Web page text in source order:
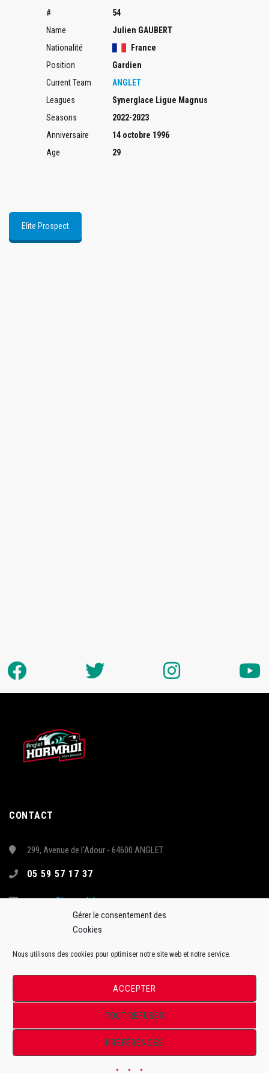
Gérer le consentement des
Cookies
Nous utilisons des cookies pour optimiser notre site web et notre service.
ACCEPTER
TOUT REFUSER
PRÉFÉRENCES
#
54
Name
Julien GAUBERT
Nationalité
France
Position
Gardien
Current Team
ANGLET
Leagues
Synerglace Ligue Magnus
Seasons
2022-2023
Anniversaire
14 octobre 1996
Age
29
Elite Prospect
CONTACT
299, Avenue de l'Adour - 64600 ANGLET
05 59 57 17 37
contact@hormadi.fr
Site Officiel de l'Anglet Hormadi Pays Basque - Synerglace Ligue Magnus
ToffWeb©2018. Tous droits réservés.